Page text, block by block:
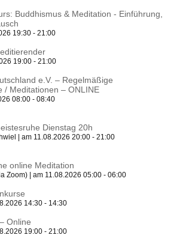
Buddhismus & Meditation - Einführung,
19:30 - 21:00
19:00 - 21:00
e.V. – Regelmäßige
/ Meditationen – ONLINE
08:00 - 08:40
Dienstag 20h
| am 11.08.2026 20:00 - 21:00
online Meditation
Zoom) | am 11.08.2026 05:00 - 06:00
14:30 - 14:30
Online
19:00 - 21:00